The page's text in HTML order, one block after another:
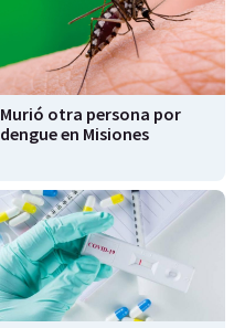
Murió otra persona por
dengue en Misiones